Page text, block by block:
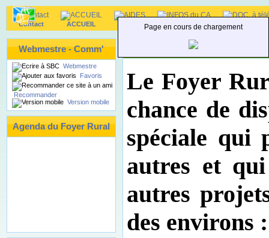
Page en cours de chargement
Contact ACCUEIL INFOS du CA DOC. à
Webmestre - Comm'
Webmestre
Favoris
Recommander
Version mobile
Agenda du Foyer Rural
Sections du FR - Activités
Le Foyer
chance de
spéciale qui
autres et
autres
des environs :